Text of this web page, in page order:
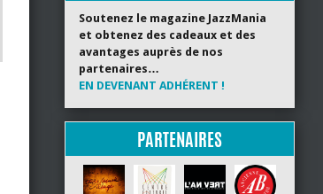
Soutenez le magazine JazzMania
et obtenez des cadeaux et des
avantages auprès de nos
partenaires…
EN DEVENANT ADHÉRENT !
PARTENAIRES